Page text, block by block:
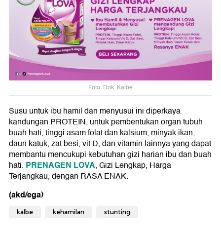
Foto: Dok. Kalbe
Susu untuk ibu hamil dan menyusui ini diperkaya
kandungan PROTEIN, untuk pembentukan organ tubuh
buah hati, tinggi asam folat dan kalsium, minyak ikan,
daun katuk, zat besi, vit D, dan vitamin lainnya yang dapat
membantu mencukupi kebutuhan gizi harian ibu dan buah
hati. PRENAGEN LOVA, Gizi Lengkap, Harga
Terjangkau, dengan RASA ENAK.
(akd/ega)
kalbe kehamilan stunting